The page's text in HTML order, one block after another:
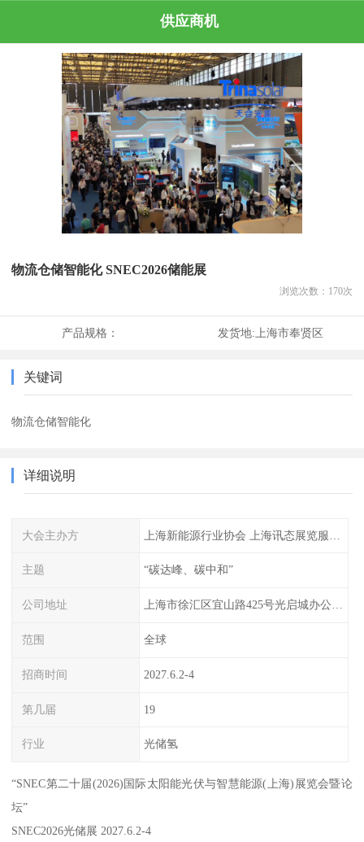
供应商机
物流仓储智能化 SNEC2026储能展
浏览次数： 170次
产品规格： 发货地:上海市奉贤区
关键词
物流仓储智能化
详细说明
大会主办方
主题 “碳达峰、碳中和”
公司地址 上海市徐汇区宜山路425号光启城办公楼905-907室
范围 全球
招商时间 2027.6.2-4
第几届 19
行业 光储氢
“SNEC第二十届(2026)国际太阳能光伏与智慧能源(上海)展览会暨论
坛”
SNEC2026光储展 2027.6.2-4